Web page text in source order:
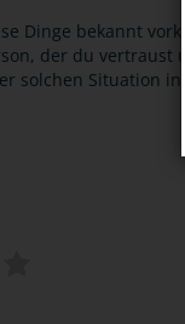
Dinge bekannt
der du vertraust
solchen Situation